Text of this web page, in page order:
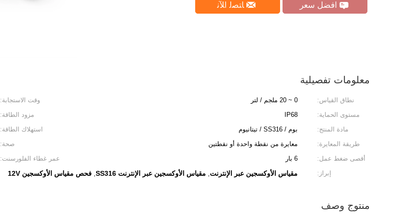
افضل سعر ﺎﺘﺼﻟ ﺍﻶﻧ
معلومات تفصيلية
نطاق القياس: 0 ~ 20 ملجم / لتر وقت الاستجابة:
مستوى الحماية:
IP68 مزود الطاقة:
مادة المنتج:
بوم / SS316 / تيتانيوم استهلاك الطاقة:
طريقة المعايرة:
معايرة من نقطة واحدة أو نقطتين صحة:
أقصى ضغط عمل:
6 بار عمر غطاء الفلورسنت:
إبراز:
مقياس الأوكسجين عبر الإنترنت, مقياس الأوكسجين عبر الإنترنت SS316 , فحص مقياس الأوكسجين 12V
منتوج وصف